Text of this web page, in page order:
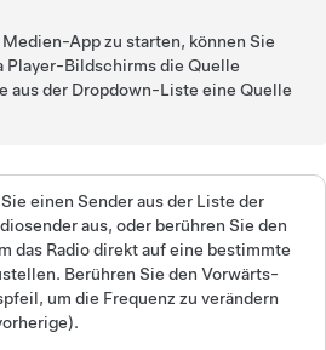
App zu starten, können Sie
Player-Bildschirms die Quelle
aus der Dropdown-Liste eine Quelle
einen Sender aus der Liste der
aus, oder berühren Sie den
das Radio direkt auf eine bestimmte
Berühren Sie den Vorwärts-
um die Frequenz zu verändern